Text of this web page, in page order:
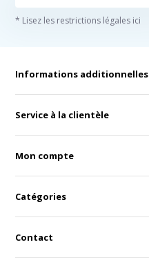
* Lisez les restrictions légales ici
Informations additionnelles
Service à la clientèle
Mon compte
Catégories
Contact